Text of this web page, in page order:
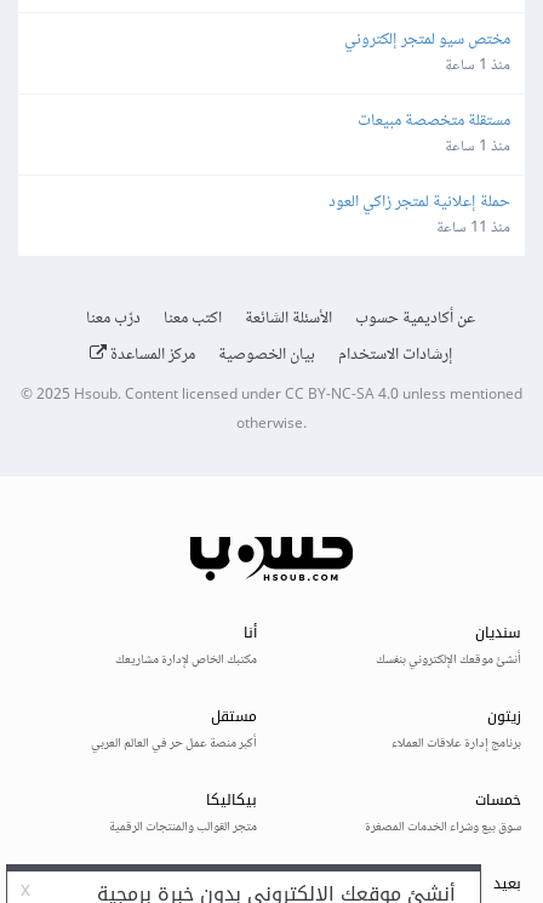
مختص سيو لمتجر إلكتروني
منذ 1 ساعة
مستقلة متخصصة مبيعات
منذ 1 ساعة
حملة إعلانية لمتجر زاكي العود
منذ 11 ساعة
عن أكاديمية حسوب الأسئلة الشائعة اكتب معنا
درّب معنا
إرشادات الاستخدام
بيان الخصوصية مركز المساعدة
© 2025 Hsoub.Content licensed underCC BY-NC-SA 4.0unless mentioned
otherwise.